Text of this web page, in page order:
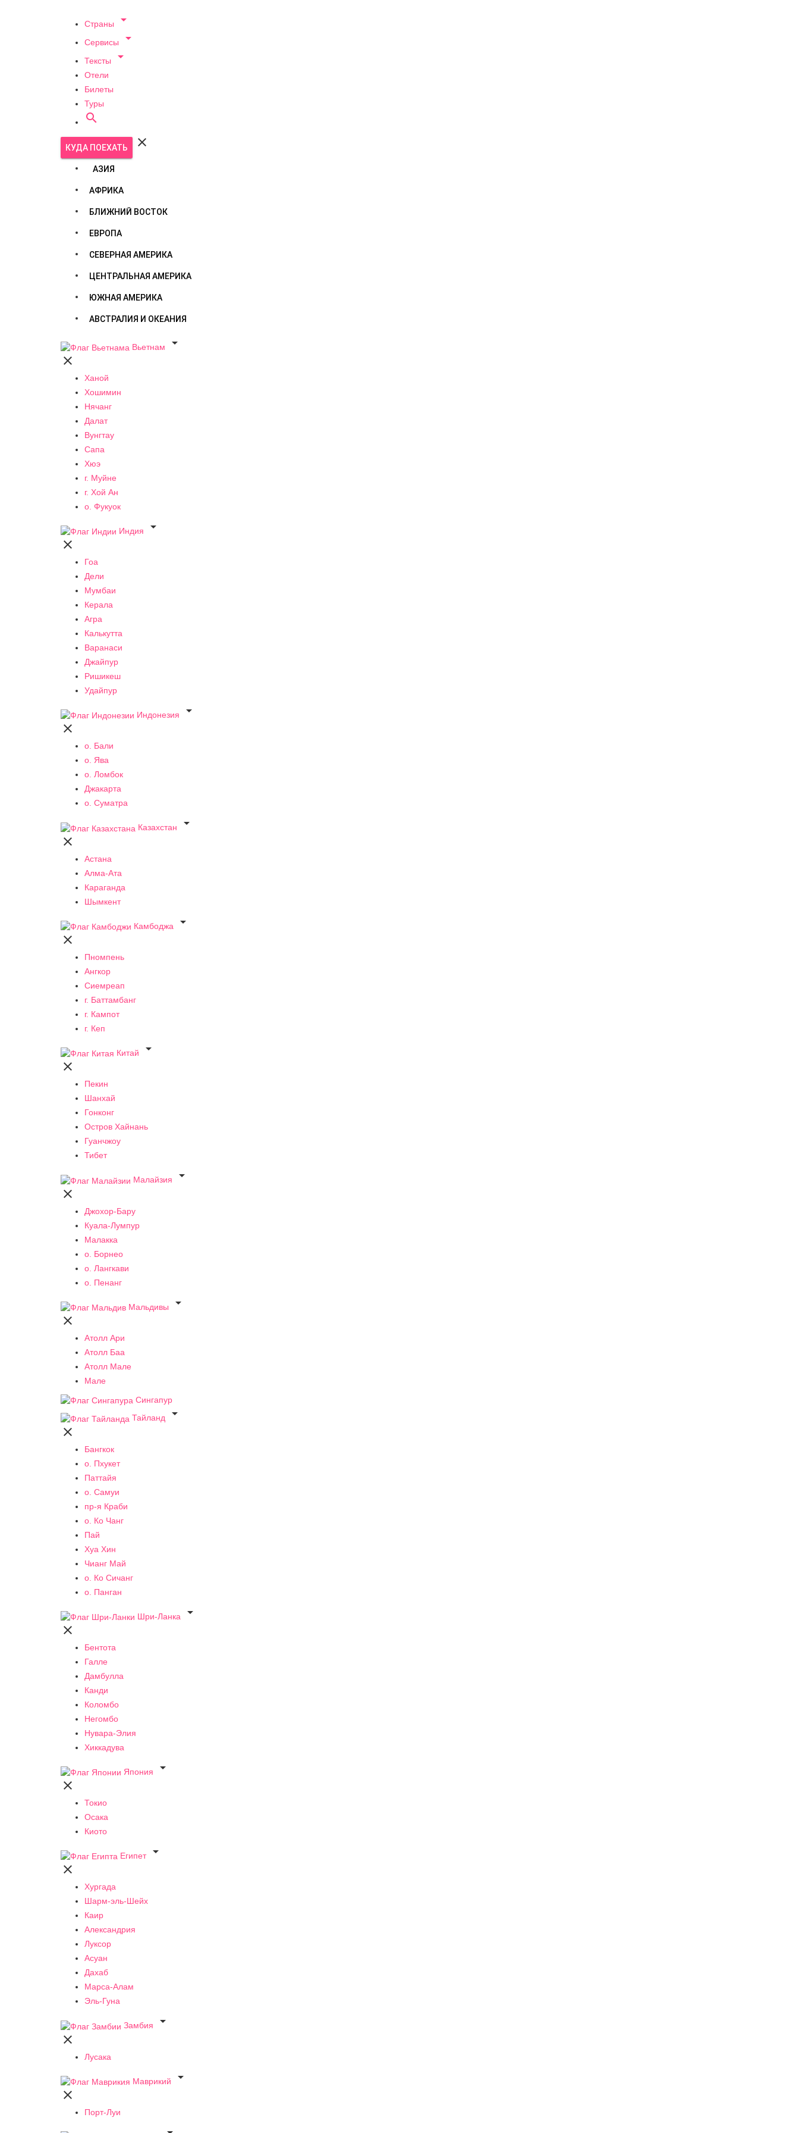
Страны 
Сервисы 
Тексты 
Отели
Билеты
Туры

КУДА ПОЕХАТЬ 
АЗИЯ
АФРИКА
БЛИЖНИЙ ВОСТОК
ЕВРОПА
СЕВЕРНАЯ АМЕРИКА
ЦЕНТРАЛЬНАЯ АМЕРИКА
ЮЖНАЯ АМЕРИКА
АВСТРАЛИЯ И ОКЕАНИЯ
Вьетнам


Ханой
Хошимин
Нячанг
Далат
Вунгтау
Сапа
Хюэ
г. Муйне
г. Хой Ан
о. Фукуок
Индия


Гоа
Дели
Мумбаи
Керала
Агра
Калькутта
Варанаси
Джайпур
Ришикеш
Удайпур
Индонезия


о. Бали
о. Ява
о. Ломбок
Джакарта
о. Суматра
Казахстан


Астана
Алма-Ата
Караганда
Шымкент
Камбоджа


Пномпень
Ангкор
Сиемреап
г. Баттамбанг
г. Кампот
г. Кеп
Китай


Пекин
Шанхай
Гонконг
Остров Хайнань
Гуанчжоу
Тибет
Малайзия


Джохор-Бару
Куала-Лумпур
Малакка
о. Борнео
о. Лангкави
о. Пенанг
Мальдивы


Атолл Ари
Атолл Баа
Атолл Мале
Мале
Сингапур
Тайланд


Бангкок
о. Пхукет
Паттайя
о. Самуи
пр-я Краби
о. Ко Чанг
Пай
Хуа Хин
Чианг Май
о. Ко Сичанг
о. Панган
Шри-Ланка


Бентота
Галле
Дамбулла
Канди
Коломбо
Негомбо
Нувара-Элия
Хиккадува
Япония


Токио
Осака
Киото
Египет


Хургада
Шарм-эль-Шейх
Каир
Александрия
Луксор
Асуан
Дахаб
Марса-Алам
Эль-Гуна
Замбия


Лусака
Маврикий


Порт-Луи